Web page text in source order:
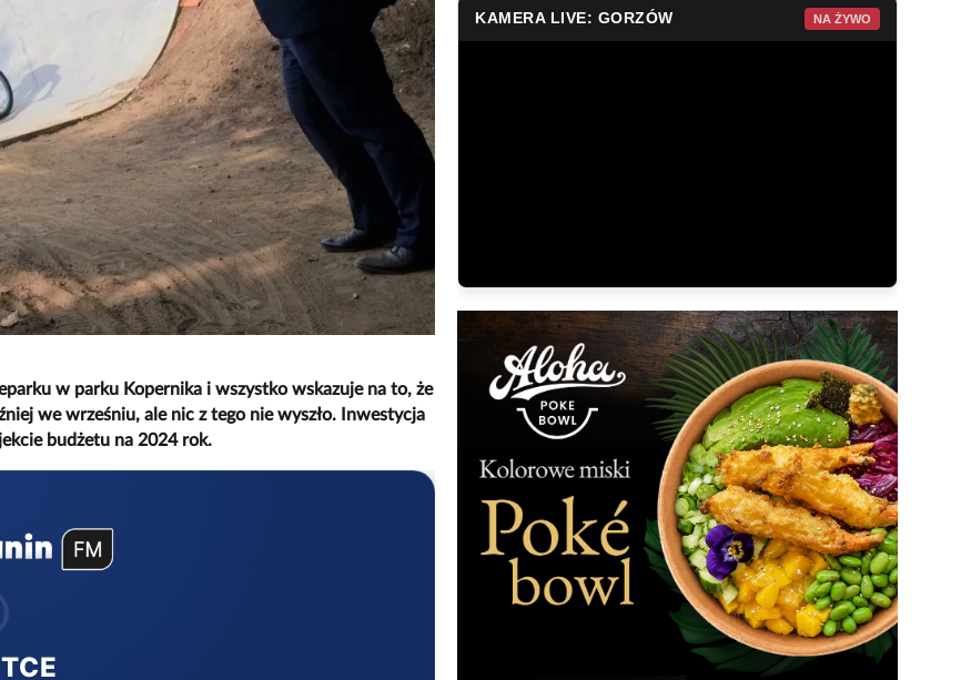
w parku Kopernika i wszystko wskazuje na to, że
we wrześniu, ale nic z tego nie wyszło. Inwestycja
budżetu na 2024 rok.
KAMERA LIVE: GORZÓW NA ŻYWO